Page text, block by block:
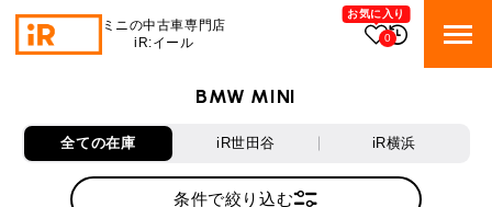
ミニの中古車専門店
iR:イール
お気に入り
0
ROVER MINI ローバーミニ 在庫検索
BMW MINI
全ての在庫 iR世田谷 iR横浜
条件で絞り込む